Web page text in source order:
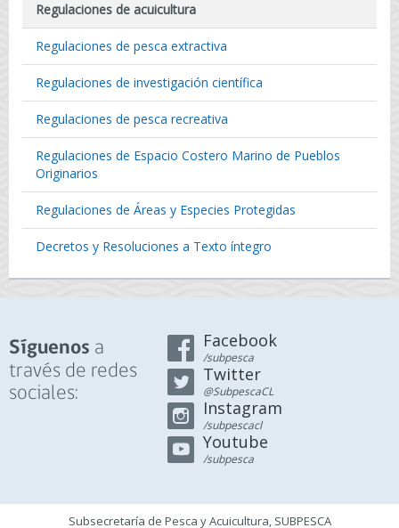
Regulaciones de acuicultura
Regulaciones de pesca extractiva
Regulaciones de investigación científica
Regulaciones de pesca recreativa
Regulaciones de Espacio Costero Marino de Pueblos
Originarios
Regulaciones de Áreas y Especies Protegidas
Decretos y Resoluciones a Texto íntegro
Síguenos a
través de redes
sociales:
Facebook
/subpesca
Twitter
@SubpescaCL
Instagram
/subpescacl
Youtube
/subpesca
Subsecretaría de Pesca y Acuicultura, SUBPESCA